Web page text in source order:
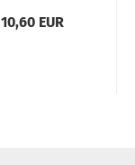
10,60 EUR